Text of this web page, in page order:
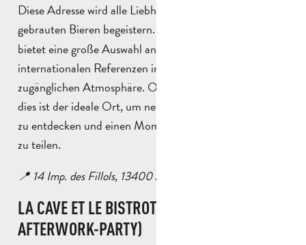
Diese Adresse wird alle Liebhaber von handwerklich
gebrauten Bieren begeistern.
bietet eine große Auswahl an lokalen und
internationalen Referenzen in einer freundlichen und
zugänglichen Atmosphäre. Ob Kenner oder Neugieriger,
dies ist der ideale Ort, um neue Geschmacksrichtungen
zu entdecken und einen Moment unter Bierliebhabern
zu teilen.
📍 14 Imp. des Fillols, 13400 Aubagne
LA CAVE ET LE BISTROT (DIE IDEALE
AFTERWORK-PARTY)